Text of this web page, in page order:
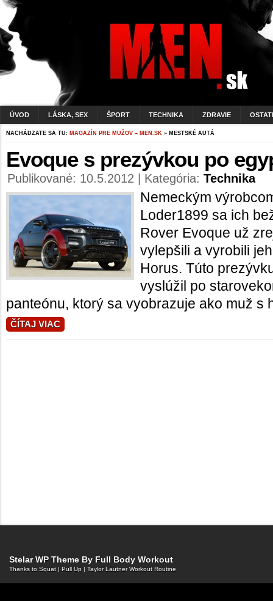
ÚVOD LÁSKA, SEX ŠPORT TECHNIKA ZDRAVIE
NACHÁDZATE SA TU: MAGAZÍN PRE MUŽOV – MEN.SK » MESTSKÉ AUTÁ
Evoque s prezývkou po
Publikované: 10.5.2012 | Kategória: Technika
Nemeckým
Loder1899 sa ich
Rover Evoque už
vylepšili a vyrobili
Horus. Túto
vyslúžil po
panteónu, ktorý sa vyobrazuje ako muž s
ČÍTAJ VIAC
Stelar WP Theme By Full Body Workout
Thanks to Squat | Pull Up | Taylor Lautner Workout Routine